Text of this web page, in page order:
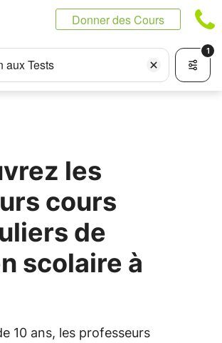
Donner des Cours
aux Tests
1
les
cours
de
scolaire à
10 ans, les professeurs